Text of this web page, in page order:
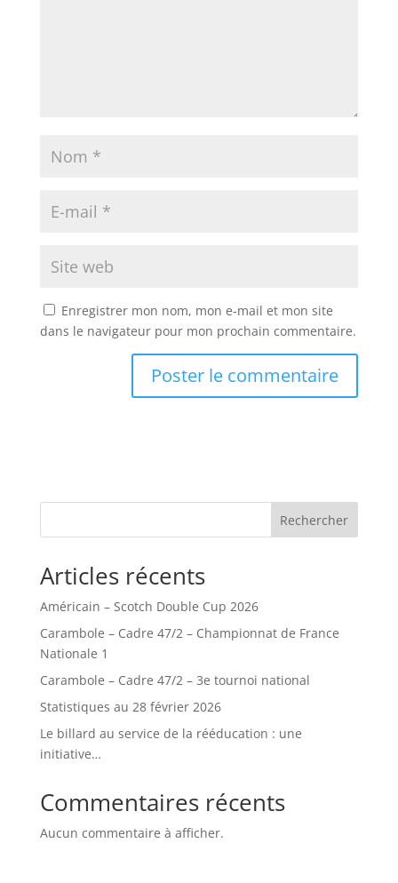
Enregistrer mon nom, mon e-mail et mon site
dans le navigateur pour mon prochain commentaire.
Rechercher
Articles récents
Américain – Scotch Double Cup 2026
Carambole – Cadre 47/2 – Championnat de France
Nationale 1
Carambole – Cadre 47/2 – 3e tournoi national
Statistiques au 28 février 2026
Le billard au service de la rééducation : une
initiative…
Commentaires récents
Aucun commentaire à afficher.